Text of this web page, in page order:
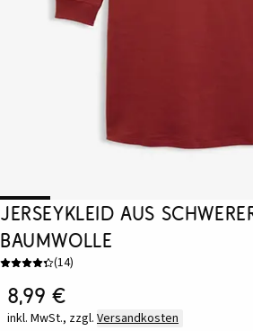
Jerseykleid aus
Baumwolle
(14)
8,99 €
inkl. MwSt., zzgl. Versandkosten